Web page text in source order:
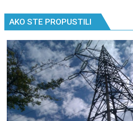
AKO STE PROPUSTILI